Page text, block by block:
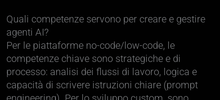
Quali competenze servono per creare e gestire
agenti AI?
Per le piattaforme no-code/low-code, le
competenze chiave sono strategiche e di
processo: analisi dei flussi di lavoro, logica e
capacità di scrivere istruzioni chiare (prompt